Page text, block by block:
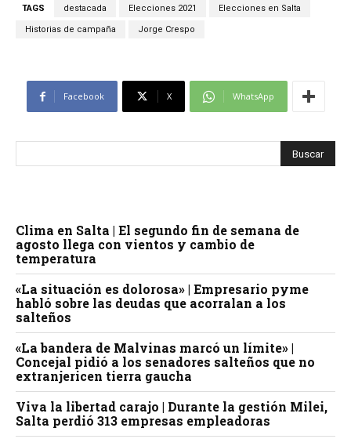
TAGS destacada Elecciones 2021 Elecciones en Salta
Historias de campaña Jorge Crespo
Facebook X WhatsApp
Clima en Salta | El segundo fin de semana de
agosto llega con vientos y cambio de
temperatura
«La situación es dolorosa» | Empresario pyme
habló sobre las deudas que acorralan a los
salteños
«La bandera de Malvinas marcó un límite» |
Concejal pidió a los senadores salteños que no
extranjericen tierra gaucha
Viva la libertad carajo | Durante la gestión Milei,
Salta perdió 313 empresas empleadoras